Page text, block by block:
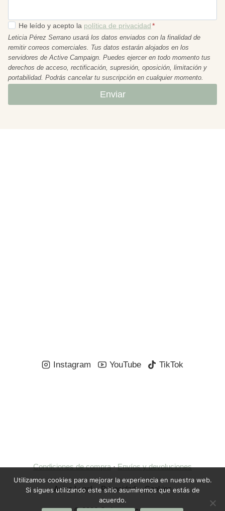
He leído y acepto la política de privacidad*
Leticia Pérez Serrano usará los datos enviados con la finalidad de
remitir correos comerciales. Tus datos estarán alojados en los
servidores de Active Campaign. Puedes ejercer en todo momento tus
derechos de acceso, rectificación, supresión, oposición, limitación y
portabilidad. Podrás cancelar tu suscripción en cualquier momento.
Enviar
Instagram YouTube TikTok
Condiciones de compra·Envíos y devoluciones
Aviso Legal Privacidad Cookies
Utilizamos cookies para mejorar la experiencia en nuestra web.
Si sigues utilizando este sitio asumiremos que estás de
acuerdo.